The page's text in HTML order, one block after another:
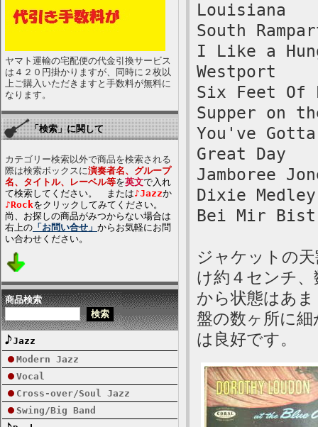
ヤマト運輸の宅配便の代金引換サービス
は４２０円掛かりますが、同時に２枚以
上ご購入いただきますと手数料が無料に
なります。
「検索」に関して
カテゴリー検索以外で商品を検索される
際は検索ボックスに演奏者名、グループ
名、タイトル、レーベル等を英文で入れ
て検索してください。 または♪Jazzか
♪Rockをクリックしてみてください。
尚、お探しの商品がみつからない場合は
右上の 「お問い合せ」 からお気軽にお問
い合わせください。
商品検索
Jazz
Modern Jazz
Vocal
Cross-over/Soul Jazz
Swing/Big Band
Louisiana
South
I Like a
Westport
Six Feet Of
Supper on
You've Gotta
Great Day
Jamboree
Dixie Medley
Bei Mir Bist
ジャケットの
け約４センチ
から状態はあ
盤の数ヶ所に
は良好です。